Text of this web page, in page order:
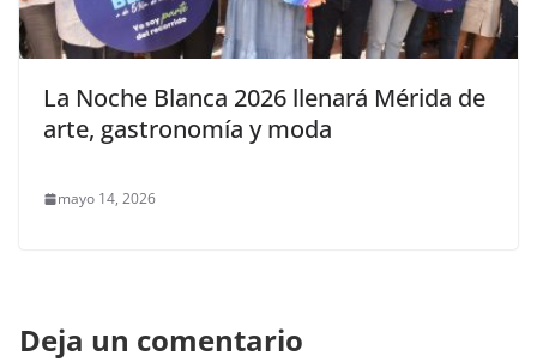
La Noche Blanca 2026 llenará Mérida de
arte, gastronomía y moda
mayo 14, 2026
Deja un comentario